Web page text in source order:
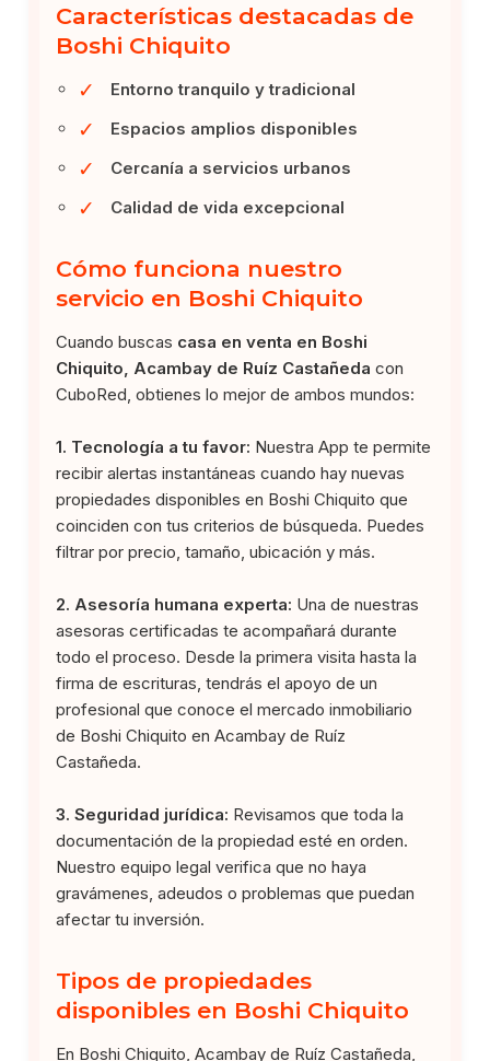
Características destacadas de
Boshi Chiquito
✓ Entorno tranquilo y tradicional
✓ Espacios amplios disponibles
✓ Cercanía a servicios urbanos
✓ Calidad de vida excepcional
Cómo funciona nuestro
servicio en Boshi Chiquito
Cuando buscas casa en venta en Boshi
Chiquito, Acambay de Ruíz Castañeda con
CuboRed, obtienes lo mejor de ambos mundos:
1. Tecnología a tu favor: Nuestra App te permite
recibir alertas instantáneas cuando hay nuevas
propiedades disponibles en Boshi Chiquito que
coinciden con tus criterios de búsqueda. Puedes
filtrar por precio, tamaño, ubicación y más.
2. Asesoría humana experta: Una de nuestras
asesoras certificadas te acompañará durante
todo el proceso. Desde la primera visita hasta la
firma de escrituras, tendrás el apoyo de un
profesional que conoce el mercado inmobiliario
de Boshi Chiquito en Acambay de Ruíz
Castañeda.
3. Seguridad jurídica: Revisamos que toda la
documentación de la propiedad esté en orden.
Nuestro equipo legal verifica que no haya
gravámenes, adeudos o problemas que puedan
afectar tu inversión.
Tipos de propiedades
disponibles en Boshi Chiquito
En Boshi Chiquito, Acambay de Ruíz Castañeda,